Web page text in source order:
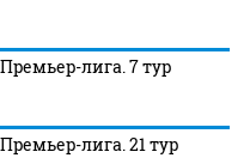
лига. 7 тур
лига. 21 тур